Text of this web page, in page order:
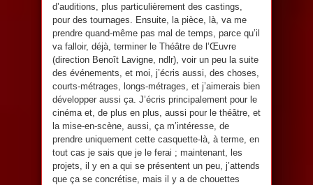
d’auditions, plus particulièrement des castings,
pour des tournages. Ensuite, la pièce, là, va me
prendre quand-même pas mal de temps, parce qu’il
va falloir, déjà, terminer le Théâtre de l’Œuvre
(direction Benoît Lavigne, ndlr), voir un peu la suite
des événements, et moi, j’écris aussi, des choses,
courts-métrages, longs-métrages, et j’aimerais bien
développer aussi ça. J’écris principalement pour le
cinéma et, de plus en plus, aussi pour le théâtre, et
la mise-en-scène, aussi, ça m’intéresse, de
prendre uniquement cette casquette-là, à terme, en
tout cas je sais que je le ferai ; maintenant, les
projets, il y en a qui se présentent un peu, j’attends
que ça se concrétise, mais il y a de chouettes